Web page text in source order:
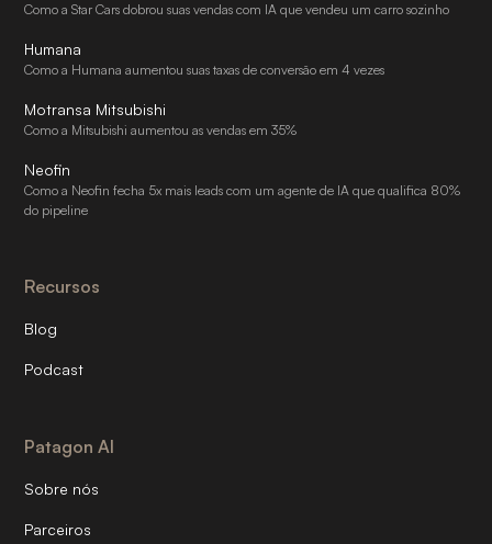
Como a Star Cars dobrou suas vendas com IA que vendeu um carro sozinho
Humana
Como a Humana aumentou suas taxas de conversão em 4 vezes
Motransa Mitsubishi
Como a Mitsubishi aumentou as vendas em 35%
Neofin
Como a Neofin fecha 5x mais leads com um agente de IA que qualifica 80%
do pipeline
Recursos
Blog
Podcast
Patagon AI
Sobre nós
Parceiros